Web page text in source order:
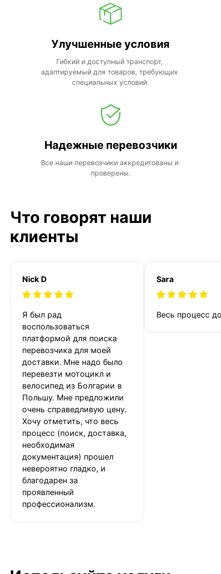
Улучшенные условия
Гибкий и доступный транспорт,
адаптируемый для товаров, требующих
специальных условий.
Надежные перевозчики
Все наши перевозчики аккредитованы и
проверены.
Что говорят наши
клиенты
Nick D
Я был рад
воспользоваться
платформой для поиска
перевозчика для моей
доставки. Мне надо было
перевезти мотоцикл и
велосипед из Болгарии в
Польшу. Мне предложили
очень справедливую цену.
Хочу отметить, что весь
процесс (поиск, доставка,
необходимая
документация) прошел
невероятно гладко, и
благодарен за
проявленный
профессионализм.
Sara
Весь процесс